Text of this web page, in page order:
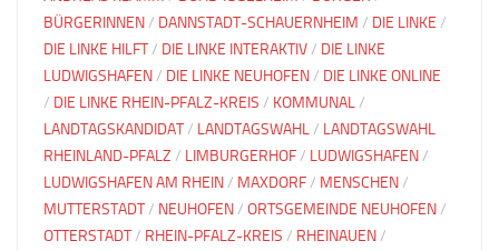
BÜRGERINNEN/ DANNSTADT-SCHAUERNHEIM / DIE LINKE /
DIE LINKE HILFT/ DIE LINKE INTERAKTIV/ DIE LINKE
LUDWIGSHAFEN/ DIE LINKE NEUHOFEN/ DIE LINKE ONLINE
/ DIE LINKE RHEIN-PFALZ-KREIS / KOMMUNAL/
LANDTAGSKANDIDAT/ LANDTAGSWAHL/ LANDTAGSWAHL
RHEINLAND-PFALZ / LIMBURGERHOF/ LUDWIGSHAFEN/
LUDWIGSHAFEN AM RHEIN/ MAXDORF/ MENSCHEN/
MUTTERSTADT/ NEUHOFEN/ ORTSGEMEINDE NEUHOFEN/
OTTERSTADT/ RHEIN-PFALZ-KREIS / RHEINAUEN/